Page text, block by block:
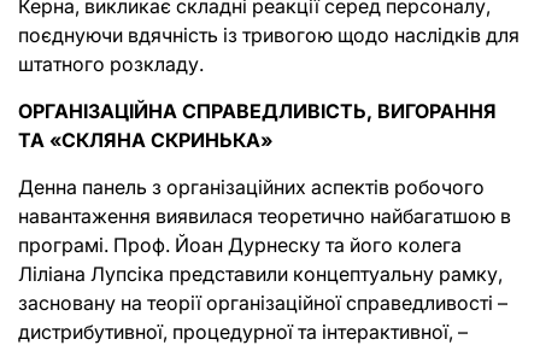
Керна, викликає складні реакції серед персоналу,
поєднуючи вдячність із тривогою щодо наслідків для
штатного розкладу.
ОРГАНІЗАЦІЙНА СПРАВЕДЛИВІСТЬ, ВИГОРАННЯ
ТА «СКЛЯНА СКРИНЬКА»
Денна панель з організаційних аспектів робочого
навантаження виявилася теоретично найбагатшою в
програмі. Проф. Йоан Дурнеску та його колега
Ліліана Лупсіка представили концептуальну рамку,
засновану на теорії організаційної справедливості –
дистрибутивної, процедурної та інтерактивної, –